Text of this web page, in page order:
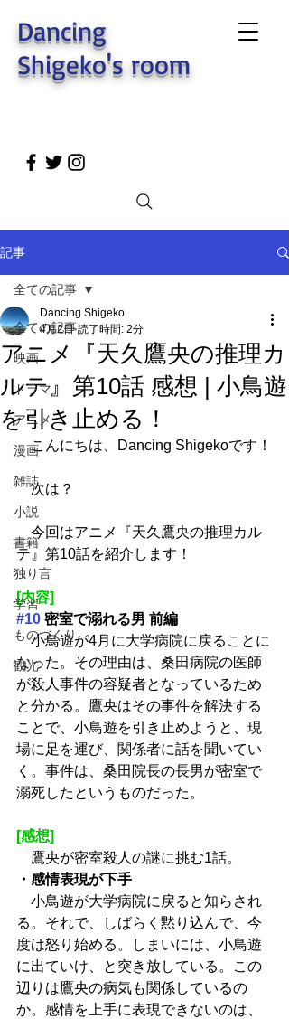
Dancing
Shigeko's room
記事
全ての記事
映画
ドラマ
アニメ
漫画
雑誌
小説
書籍
独り言
学習
ものづくり
観光
全ての記事
アニメ『天久鷹央の推理カ
ルテ』第10話 感想 | 小鳥遊
を引き止める！
Dancing Shigeko
4月2日 読了時間: 2分
こんにちは、Dancing Shigekoです！
次は？
今回はアニメ『天久鷹央の推理カル
テ』第10話を紹介します！
[内容]
#10 密室で溺れる男 前編
小鳥遊が4月に大学病院に戻ることに
なった。その理由は、桑田病院の医師
が殺人事件の容疑者となっているため
と分かる。鷹央はその事件を解決する
ことで、小鳥遊を引き止めようと、現
場に足を運び、関係者に話を聞いてい
く。事件は、桑田院長の長男が密室で
溺死したというものだった。
[感想]
鷹央が密室殺人の謎に挑む1話。
・感情表現が下手
小鳥遊が大学病院に戻ると知らされ
る。それで、しばらく黙り込んで、今
度は怒り始める。しまいには、小鳥遊
に出ていけ、と突き放している。この
辺りは鷹央の病気も関係しているの
か。感情を上手に表現できないのは、